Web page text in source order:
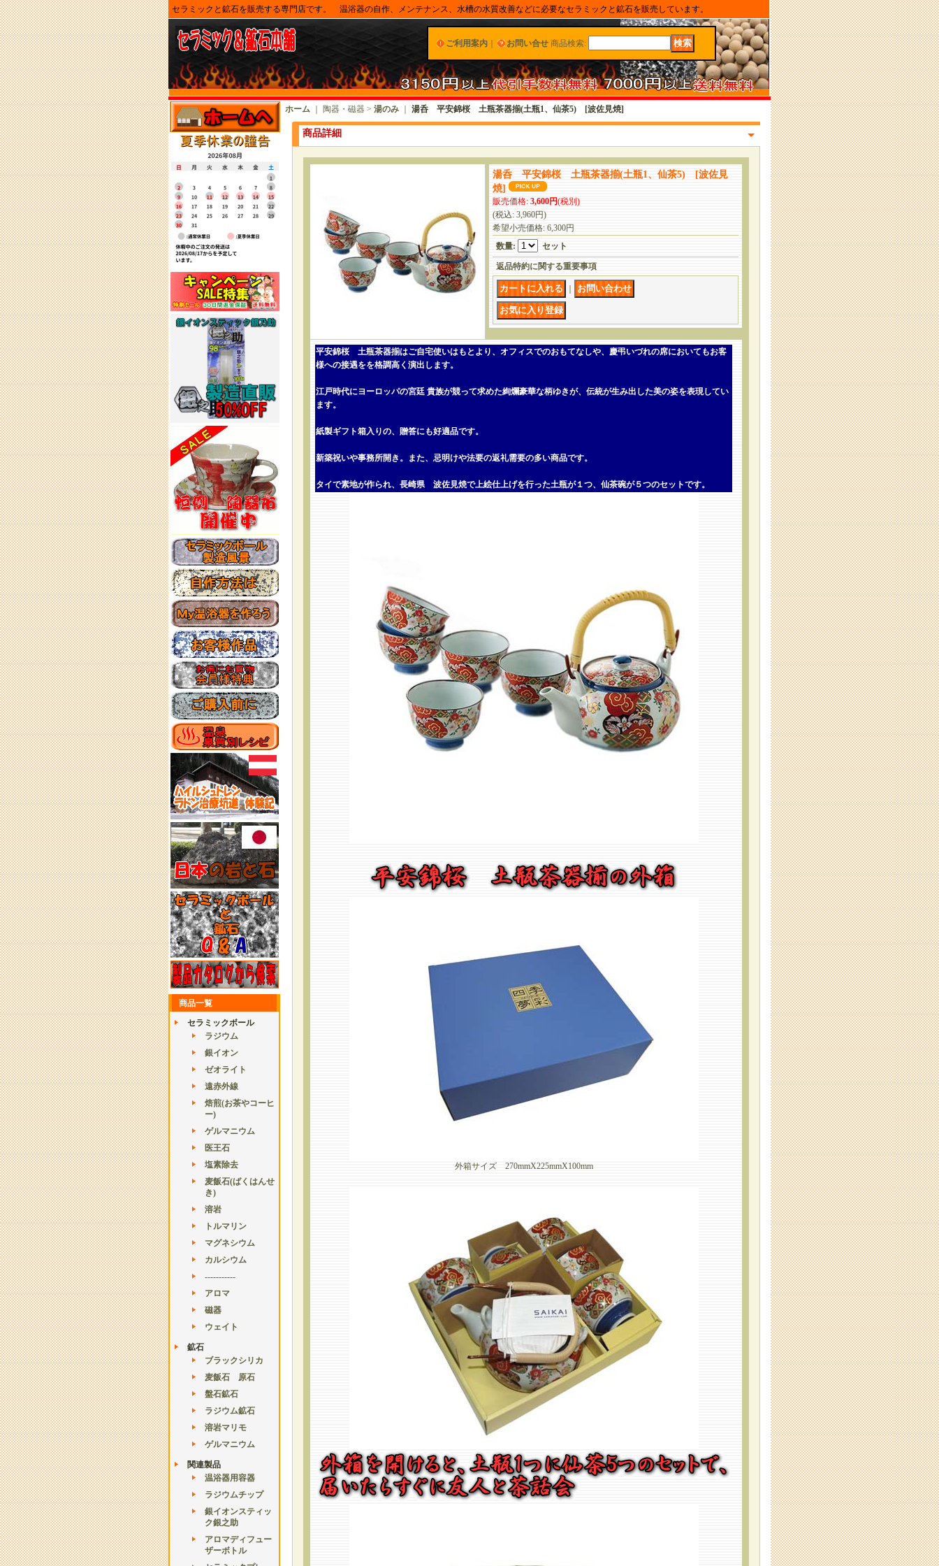
セラミックと鉱石を販売する専門店です。 温浴器の自作、メンテナンス、水槽の水質改善などに必要なセラミックと鉱石を販売しています。
ご利用案内 お問い合せ 商品検索:
商品一覧
セラミックボール
ラジウム
銀イオン
ゼオライト
遠赤外線
焙煎(お茶やコーヒ
ー)
ゲルマニウム
医王石
塩素除去
麦飯石(ばくはんせ
き)
溶岩
トルマリン
マグネシウム
カルシウム
-----------
アロマ
磁器
ウェイト
鉱石
ブラックシリカ
麦飯石 原石
盤石鉱石
ラジウム鉱石
溶岩マリモ
ゲルマニウム
関連製品
温浴器用容器
ラジウムチップ
銀イオンスティッ
ク銀之助
アロマディフュー
ザーボトル
ホーム ｜ 陶器・磁器 > 湯のみ 湯呑 平安錦桜 土瓶茶器揃(土瓶1、仙茶5) [波佐見焼]
商品詳細
湯呑 平安錦桜 土瓶茶器揃(土瓶1、仙茶5) [波佐見
焼]
販売価格: 3,600円(税別)
(税込: 3,960円)
希望小売価格: 6,300円
数量: セット
返品特約に関する重要事項
平安錦桜 土瓶茶器揃はご自宅使いはもとより、オフィスでのおもてなしや、慶弔いづれの席においてもお客
様への接遇をを格調高く演出します。
江戸時代にヨーロッパの宮廷 貴族が競って求めた絢爛豪華な柄ゆきが、伝統が生み出した美の姿を表現してい
ます。
紙製ギフト箱入りの、贈答にも好適品です。
新築祝いや事務所開き。また、忌明けや法要の返礼需要の多い商品です。
タイで素地が作られ、長崎県 波佐見焼で上絵仕上げを行った土瓶が１つ、仙茶碗が５つのセットです。
外箱サイズ 270mmX225mmX100mm